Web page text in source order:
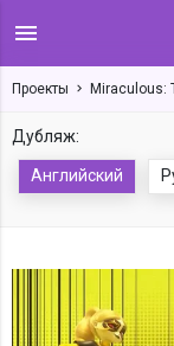
Проекты Miraculous:
Дубляж:
Английский